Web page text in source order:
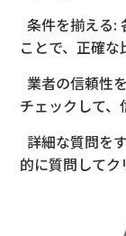
条件を揃える:
ことで、正確
業者の信頼性
チェックして、
詳細な質問を
的に質問して